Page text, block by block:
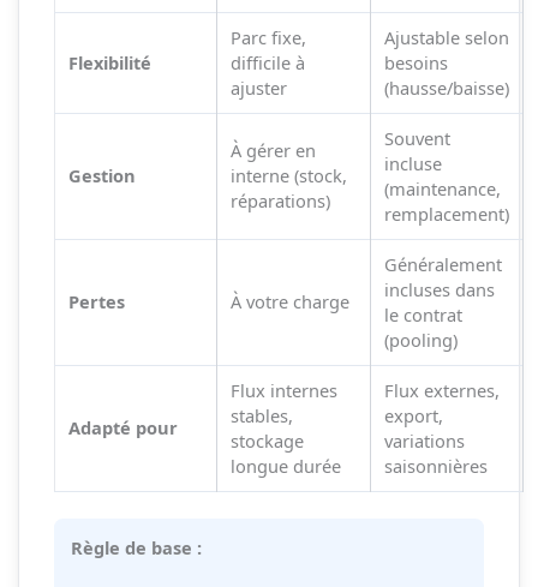
Flexibilité
Parc fixe,
difficile à
ajuster
Ajustable selon
besoins
(hausse/baisse)
Gestion
À gérer en
interne (stock,
réparations)
Souvent
incluse
(maintenance,
remplacement)
Pertes À votre charge
Généralement
incluses dans
le contrat
(pooling)
Adapté pour
Flux internes
stables,
stockage
longue durée
Flux externes,
export,
variations
saisonnières
Règle de base :